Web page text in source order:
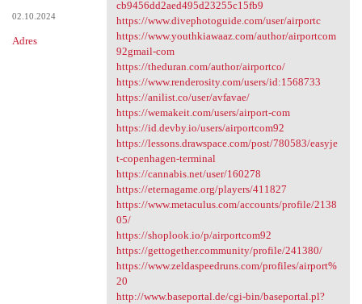
02.10.2024
Adres
cb9456dd2aed495d23255c15fb9
https://www.divephotoguide.com/user/airportc
https://www.youthkiawaaz.com/author/airportcom
92gmail-com
https://theduran.com/author/airportco/
https://www.renderosity.com/users/id:1568733
https://anilist.co/user/avfavae/
https://wemakeit.com/users/airport-com
https://id.devby.io/users/airportcom92
https://lessons.drawspace.com/post/780583/easyje
t-copenhagen-terminal
https://cannabis.net/user/160278
https://eternagame.org/players/411827
https://www.metaculus.com/accounts/profile/2138
05/
https://shoplook.io/p/airportcom92
https://gettogether.community/profile/241380/
https://www.zeldaspeedruns.com/profiles/airport%
20
http://www.baseportal.de/cgi-bin/baseportal.pl?